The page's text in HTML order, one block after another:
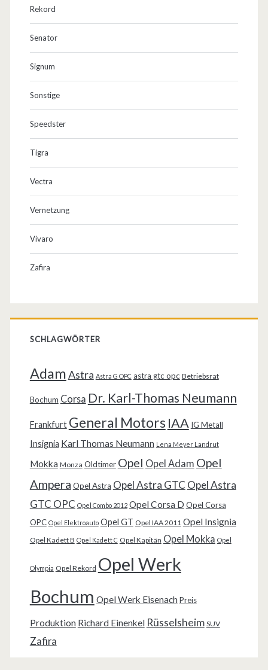
Rekord
Senator
Signum
Sonstige
Speedster
Tigra
Vectra
Vernetzung
Vivaro
Zafira
SCHLAGWÖRTER
AdamAstra Astra G OPC astra gtc opc Betriebsrat
Bochum Corsa Dr. Karl-Thomas Neumann
Frankfurt General Motors IAA IG Metall
Insignia Karl Thomas Neumann Lena Meyer Landrut
Mokka Monza Oldtimer Opel Opel Adam Opel
Ampera Opel Astra Opel Astra GTC Opel Astra
GTC OPC Opel Combo 2012 Opel Corsa D Opel Corsa
OPC Opel Elektroauto Opel GT Opel IAA 2011 Opel Insignia
Opel Kadett B Opel Kadett C Opel Kapitän Opel Mokka Opel
Olympia Opel Rekord Opel Werk
Bochum Opel Werk Eisenach Preis
Produktion Richard Einenkel Rüsselsheim SUV
Zafira